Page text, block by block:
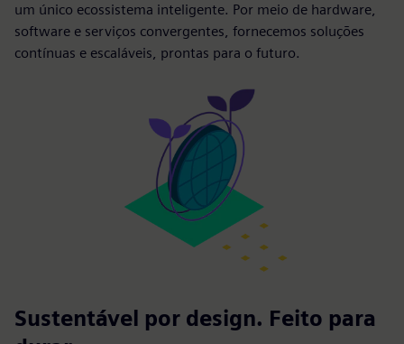
um único ecossistema inteligente. Por meio de hardware,
software e serviços convergentes, fornecemos soluções
contínuas e escaláveis, prontas para o futuro.
Sustentável por design. Feito para